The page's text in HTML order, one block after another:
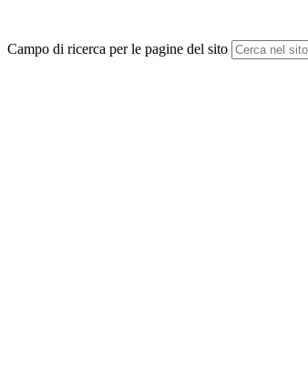
Campo di ricerca per le pagine del sito